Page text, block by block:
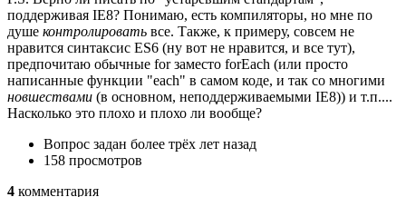
поддерживая IE8? Понимаю, есть компиляторы, но мне по
душе контролировать все. Также, к примеру, совсем не
нравится синтаксис ES6 (ну вот не нравится, и все тут),
предпочитаю обычные for заместо forEach (или просто
написанные функции "each" в самом коде, и так со многими
новшествами (в основном, неподдерживаемыми IE8)) и т.п....
Насколько это плохо и плохо ли вообще?
Вопрос задан более трёх лет назад
158 просмотров
4 комментария